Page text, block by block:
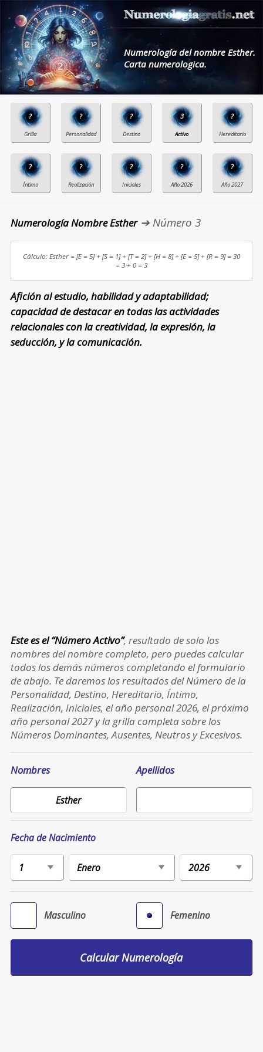
Numerología del nombre Esther.
Carta numerologica.
? ? ? 3 ?
? ? ? ? ?
Numerología Nombre Esther➔ Número 3
Cálculo: Esther = [E = 5] + [S = 1] + [T = 2] + [H = 8] + [E = 5] + [R = 9] = 30
= 3 + 0 = 3
Afición al estudio, habilidad y adaptabilidad;
capacidad de destacar en todas las actividades
relacionales con la creatividad, la expresión, la
seducción, y la comunicación.
Este es el “Número Activo”, resultado de solo los
nombres del nombre completo, pero puedes calcular
todos los demás números completando el formulario
de abajo. Te daremos los resultados del Número de la
Personalidad, Destino, Hereditario, Íntimo,
Realización, Iniciales, el año personal 2026, el próximo
año personal 2027 y la grilla completa sobre los
Números Dominantes, Ausentes, Neutros y Excesivos.
Nombres Apellidos
Fecha de Nacimiento
Masculino Femenino